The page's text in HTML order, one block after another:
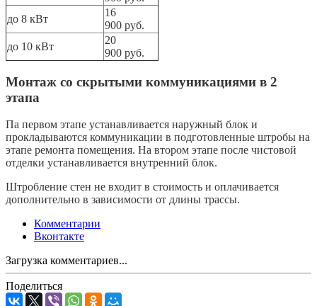
до 8 кВт
16
900 руб.
до 10 кВт
20
900 руб.
Монтаж со скрытыми коммуникациями в 2
этапа
Па первом этапе устанавливается наружный блок и
прокладываются коммуникации в подготовленные штробы на
этапе ремонта помещения. На втором этапе после чистовой
отделки устанавливается внутренний блок.
Штробление стен не входит в стоимость и оплачивается
дополнительно в зависимости от длины трассы.
Комментарии
Вконтакте
Загрузка комментариев...
Поделиться